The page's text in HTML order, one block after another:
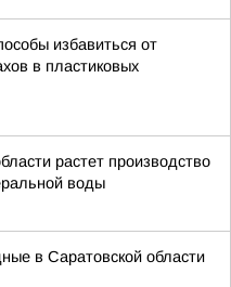
избавиться от
в пластиковых
растет производство
воды
в Саратовской области